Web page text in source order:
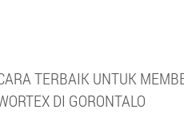
TERBAIK UNTUK
DI GORONTALO